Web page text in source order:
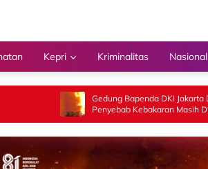
Kepri Kriminalitas Nasional
Gedung Bapenda DKI Jakarta Dilalap Api,
Penyebab Kebakaran Masih Diselidiki